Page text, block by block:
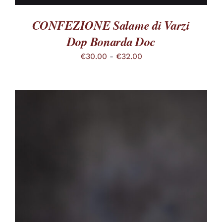
CONFEZIONE Salame di Varzi
Dop Bonarda Doc
€30.00 - €32.00Fascia